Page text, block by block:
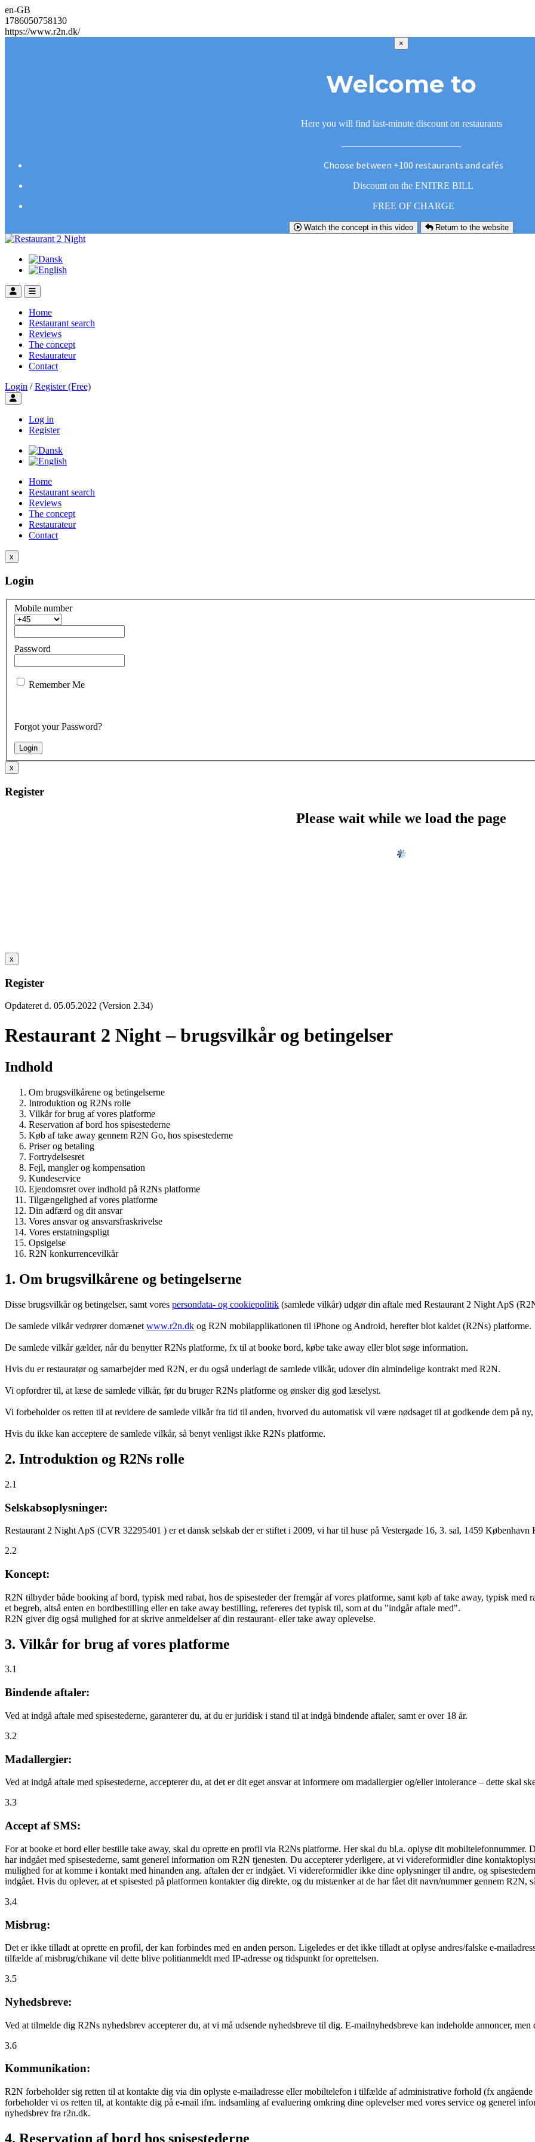
en-GB
1786050758130
https://www.r2n.dk/
×
Welcome to
Here you will find last-minute discount on restaurants
Choose between +100 restaurants and cafés
Discount on the ENITRE BILL
FREE OF CHARGE
Watch the concept in this video Return to the website
Home
Restaurant search
Reviews
The concept
Restaurateur
Contact
Login / Register (Free)
Toggle user menu
Log in
Register
Home
Restaurant search
Reviews
The concept
Restaurateur
Contact
x
Login
Mobile number
Password
Remember Me
Forgot your Password?
x
Register
Please wait while we load the page
x
Register
Opdateret d. 05.05.2022 (Version 2.34)
Restaurant 2 Night – brugsvilkår og betingelser
Indhold
Om brugsvilkårene og betingelserne
Introduktion og R2Ns rolle
Vilkår for brug af vores platforme
Reservation af bord hos spisestederne
Køb af take away gennem R2N Go, hos spisestederne
Priser og betaling
Fortrydelsesret
Fejl, mangler og kompensation
Kundeservice
Ejendomsret over indhold på R2Ns platforme
Tilgængelighed af vores platforme
Din adfærd og dit ansvar
Vores ansvar og ansvarsfraskrivelse
Vores erstatningspligt
Opsigelse
R2N konkurrencevilkår
1. Om brugsvilkårene og betingelserne
Disse brugsvilkår og betingelser, samt vores persondata- og cookiepolitik (samlede vilkår) udgør din aftale med Restaurant 2 Night ApS
De samlede vilkår vedrører domænet www.r2n.dk og R2N mobilapplikationen til iPhone og Android, herefter blot kaldet (R2Ns) platforme.
De samlede vilkår gælder, når du benytter R2Ns platforme, fx til at booke bord, købe take away eller blot søge information.
Hvis du er restauratør og samarbejder med R2N, er du også underlagt de samlede vilkår, udover din almindelige kontrakt med R2N.
Vi opfordrer til, at læse de samlede vilkår, før du bruger R2Ns platforme og ønsker dig god læselyst.
Vi forbeholder os retten til at revidere de samlede vilkår fra tid til anden, hvorved du automatisk vil være nødsaget til at godkende dem på
Hvis du ikke kan acceptere de samlede vilkår, så benyt venligst ikke R2Ns platforme.
2. Introduktion og R2Ns rolle
2.1
Selskabsoplysninger:
Restaurant 2 Night ApS (CVR 32295401 ) er et dansk selskab der er stiftet i 2009, vi har til huse på Vestergade 16, 3. sal, 1459 København
2.2
Koncept:
R2N tilbyder både booking af bord, typisk med rabat, hos de spisesteder der fremgår af vores platforme, samt køb af take away, typisk med
et begreb, altså enten en bordbestilling eller en take away bestilling, refereres det typisk til, som at du "indgår aftale med".
R2N giver dig også mulighed for at skrive anmeldelser af din restaurant- eller take away oplevelse.
3. Vilkår for brug af vores platforme
3.1
Bindende aftaler:
Ved at indgå aftale med spisestederne, garanterer du, at du er juridisk i stand til at indgå bindende aftaler, samt er over 18 år.
3.2
Madallergier:
Ved at indgå aftale med spisestederne, accepterer du, at det er dit eget ansvar at informere om madallergier og/eller intolerance – dette skal
3.3
Accept af SMS:
For at booke et bord eller bestille take away, skal du oprette en profil via R2Ns platforme. Her skal du bl.a. oplyse dit mobiltelefonnummer.
har indgået med spisestederne, samt generel information om R2N tjenesten. Du accepterer yderligere, at vi videreformidler dine
mulighed for at komme i kontakt med hinanden ang. aftalen der er indgået. Vi videreformidler ikke dine oplysninger til andre, og
indgået. Hvis du oplever, at et spisested på platformen kontakter dig direkte, og du mistænker at de har fået dit navn/nummer gennem R2N,
3.4
Misbrug:
Det er ikke tilladt at oprette en profil, der kan forbindes med en anden person. Ligeledes er det ikke tilladt at oplyse andres/falske e-
tilfælde af misbrug/chikane vil dette blive politianmeldt med IP-adresse og tidspunkt for oprettelsen.
3.5
Nyhedsbreve:
Ved at tilmelde dig R2Ns nyhedsbrev accepterer du, at vi må udsende nyhedsbreve til dig. E-mailnyhedsbreve kan indeholde annoncer,
3.6
Kommunikation:
R2N forbeholder sig retten til at kontakte dig via din oplyste e-mailadresse eller mobiltelefon i tilfælde af administrative forhold (fx
forbeholder vi os retten til, at kontakte dig på e-mail ifm. indsamling af evaluering omkring dine oplevelser med vores service og generel
nyhedsbrev fra r2n.dk.
4. Reservation af bord hos spisestederne